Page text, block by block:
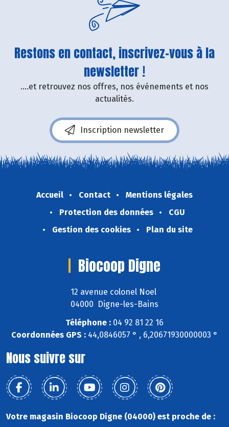
Restons en contact, inscrivez-vous à la
newsletter !
....et retrouvez nos offres, nos événements et nos
actualités.
Inscription newsletter
Accueil Contact
Mentions légales
Protection des données
CGU
Gestion des cookies
Plan du site
Biocoop Digne
12 avenue colonel Noel
04000 Digne-les-Bains
Téléphone : 04 92 81 22 16
Coordonnées GPS : 44,0846057 ° , 6,20671930000003 °
Nous suivre sur
Votre magasin Biocoop Digne (04000) est proche de :